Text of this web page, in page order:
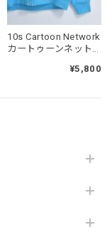
10s Cartoon Network
カートゥーンネット
ータイム キャラクタ
ディー トロンプルイ
¥5,800